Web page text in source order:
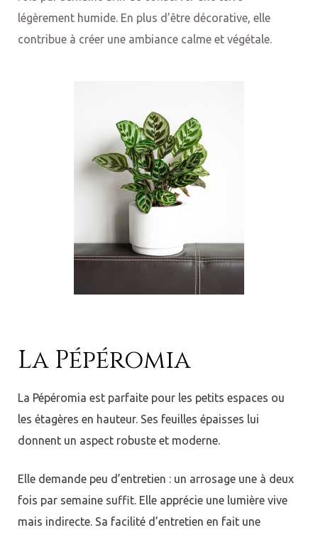
légèrement humide. En plus d’être décorative, elle
contribue à créer une ambiance calme et végétale.
La Pépéromia
La Pépéromia est parfaite pour les petits espaces ou
les étagères en hauteur. Ses feuilles épaisses lui
donnent un aspect robuste et moderne.
Elle demande peu d’entretien : un arrosage une à deux
fois par semaine suffit. Elle apprécie une lumière vive
mais indirecte. Sa facilité d’entretien en fait une